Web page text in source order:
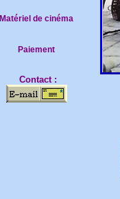
Matériel de cinéma
Paiement
Contact :